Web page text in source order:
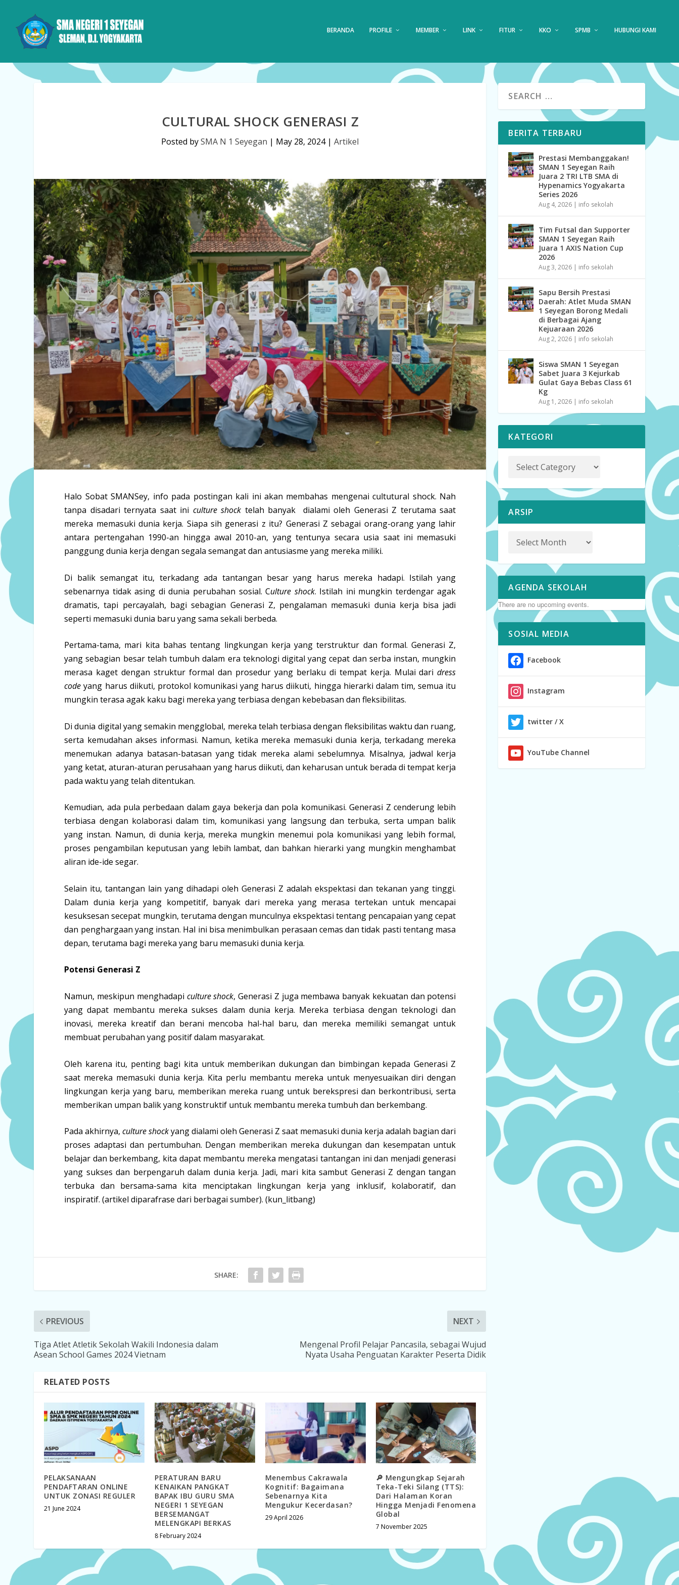
BERANDA PROFILE MEMBER LINK FITUR KKO SPMB HUBUNGI KAMI
CULTURAL SHOCK GENERASI Z
Posted bySMA N 1 Seyegan | May 28, 2024|Artikel
Halo Sobat SMANSey, info pada postingan kali ini akan membahas mengenai cultutural shock. Nah
tanpa disadari ternyata saat ini culture shock telah banyak dialami oleh Generasi Z terutama saat
mereka memasuki dunia kerja. Siapa sih generasi z itu? Generasi Z sebagai orang-orang yang lahir
antara pertengahan 1990-an hingga awal 2010-an, yang tentunya secara usia saat ini memasuki
panggung dunia kerja dengan segala semangat dan antusiasme yang mereka miliki.
Di balik semangat itu, terkadang ada tantangan besar yang harus mereka hadapi. Istilah yang
sebenarnya tidak asing di dunia perubahan sosial. Culture shock. Istilah ini mungkin terdengar agak
dramatis, tapi percayalah, bagi sebagian Generasi Z, pengalaman memasuki dunia kerja bisa jadi
seperti memasuki dunia baru yang sama sekali berbeda.
Pertama-tama, mari kita bahas tentang lingkungan kerja yang terstruktur dan formal. Generasi Z,
yang sebagian besar telah tumbuh dalam era teknologi digital yang cepat dan serba instan, mungkin
merasa kaget dengan struktur formal dan prosedur yang berlaku di tempat kerja. Mulai daridress
code yang harus diikuti, protokol komunikasi yang harus diikuti, hingga hierarki dalam tim, semua itu
mungkin terasa agak kaku bagi mereka yang terbiasa dengan kebebasan dan fleksibilitas.
Di dunia digital yang semakin mengglobal, mereka telah terbiasa dengan fleksibilitas waktu dan ruang,
serta kemudahan akses informasi. Namun, ketika mereka memasuki dunia kerja, terkadang mereka
menemukan adanya batasan-batasan yang tidak mereka alami sebelumnya. Misalnya, jadwal kerja
yang ketat, aturan-aturan perusahaan yang harus diikuti, dan keharusan untuk berada di tempat kerja
pada waktu yang telah ditentukan.
Kemudian, ada pula perbedaan dalam gaya bekerja dan pola komunikasi. Generasi Z cenderung lebih
terbiasa dengan kolaborasi dalam tim, komunikasi yang langsung dan terbuka, serta umpan balik
yang instan. Namun, di dunia kerja, mereka mungkin menemui pola komunikasi yang lebih formal,
proses pengambilan keputusan yang lebih lambat, dan bahkan hierarki yang mungkin menghambat
aliran ide-ide segar.
Selain itu, tantangan lain yang dihadapi oleh Generasi Z adalah ekspektasi dan tekanan yang tinggi.
Dalam dunia kerja yang kompetitif, banyak dari mereka yang merasa tertekan untuk mencapai
kesuksesan secepat mungkin, terutama dengan munculnya ekspektasi tentang pencapaian yang cepat
dan penghargaan yang instan. Hal ini bisa menimbulkan perasaan cemas dan tidak pasti tentang masa
depan, terutama bagi mereka yang baru memasuki dunia kerja.
Potensi Generasi Z
Namun, meskipun menghadapi culture shock, Generasi Z juga membawa banyak kekuatan dan potensi
yang dapat membantu mereka sukses dalam dunia kerja. Mereka terbiasa dengan teknologi dan
inovasi, mereka kreatif dan berani mencoba hal-hal baru, dan mereka memiliki semangat untuk
membuat perubahan yang positif dalam masyarakat.
Oleh karena itu, penting bagi kita untuk memberikan dukungan dan bimbingan kepada Generasi Z
saat mereka memasuki dunia kerja. Kita perlu membantu mereka untuk menyesuaikan diri dengan
lingkungan kerja yang baru, memberikan mereka ruang untuk berekspresi dan berkontribusi, serta
memberikan umpan balik yang konstruktif untuk membantu mereka tumbuh dan berkembang.
Pada akhirnya,culture shockyang dialami oleh Generasi Z saat memasuki dunia kerja adalah bagian dari
proses adaptasi dan pertumbuhan. Dengan memberikan mereka dukungan dan kesempatan untuk
belajar dan berkembang, kita dapat membantu mereka mengatasi tantangan ini dan menjadi generasi
yang sukses dan berpengaruh dalam dunia kerja. Jadi, mari kita sambut Generasi Z dengan tangan
terbuka dan bersama-sama kita menciptakan lingkungan kerja yang inklusif, kolaboratif, dan
inspiratif. (artikel diparafrase dari berbagai sumber). (kun_litbang)
SHARE:
PREVIOUS
Tiga Atlet Atletik Sekolah Wakili Indonesia dalam
Asean School Games 2024 Vietnam
NEXT
Mengenal Profil Pelajar Pancasila, sebagai Wujud
Nyata Usaha Penguatan Karakter Peserta Didik
RELATED POSTS
PELAKSANAAN
PENDAFTARAN ONLINE
UNTUK ZONASI REGULER
21 June 2024
PERATURAN BARU
KENAIKAN PANGKAT
BAPAK IBU GURU SMA
NEGERI 1 SEYEGAN
BERSEMANGAT
MELENGKAPI BERKAS
8 February 2024
Menembus Cakrawala
Kognitif: Bagaimana
Sebenarnya Kita
Mengukur Kecerdasan?
29 April 2026
🔎 Mengungkap Sejarah
Teka-Teki Silang (TTS):
Dari Halaman Koran
Hingga Menjadi Fenomena
Global
7 November 2025
BERITA TERBARU
Prestasi Membanggakan!
SMAN 1 Seyegan Raih
Juara 2 TRI LTB SMA di
Hypenamics Yogyakarta
Series 2026
Aug 4, 2026 | info sekolah
Tim Futsal dan Supporter
SMAN 1 Seyegan Raih
Juara 1 AXIS Nation Cup
2026
Aug 3, 2026 | info sekolah
Sapu Bersih Prestasi
Daerah: Atlet Muda SMAN
1 Seyegan Borong Medali
di Berbagai Ajang
Kejuaraan 2026
Aug 2, 2026 | info sekolah
Siswa SMAN 1 Seyegan
Sabet Juara 3 Kejurkab
Gulat Gaya Bebas Class 61
Kg
Aug 1, 2026 | info sekolah
KATEGORI
ARSIP
AGENDA SEKOLAH
There are no upcoming events.
SOSIAL MEDIA
Facebook
Instagram
twitter / X
YouTube Channel